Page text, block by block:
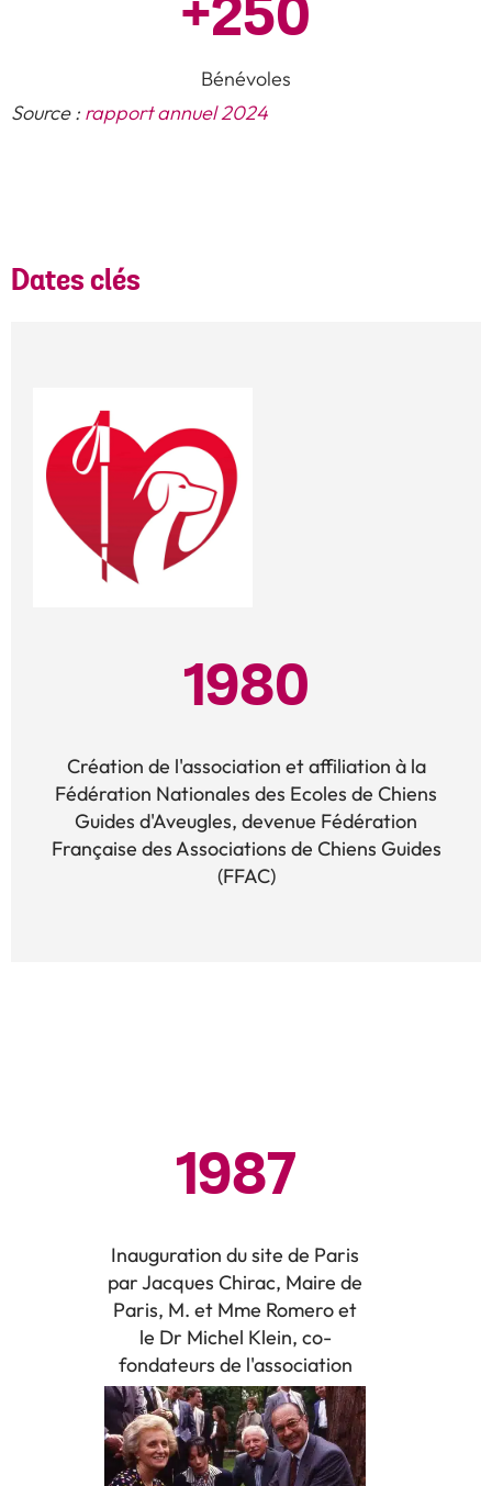
+250
Bénévoles
Source : rapport annuel 2024
Dates clés
1980
Création de l'association et affiliation à la
Fédération Nationales des Ecoles de Chiens
Guides d'Aveugles, devenue Fédération
Française des Associations de Chiens Guides
(FFAC)
1987
Inauguration du site de Paris
par Jacques Chirac, Maire de
Paris, M. et Mme Romero et
le Dr Michel Klein, co-
fondateurs de l'association